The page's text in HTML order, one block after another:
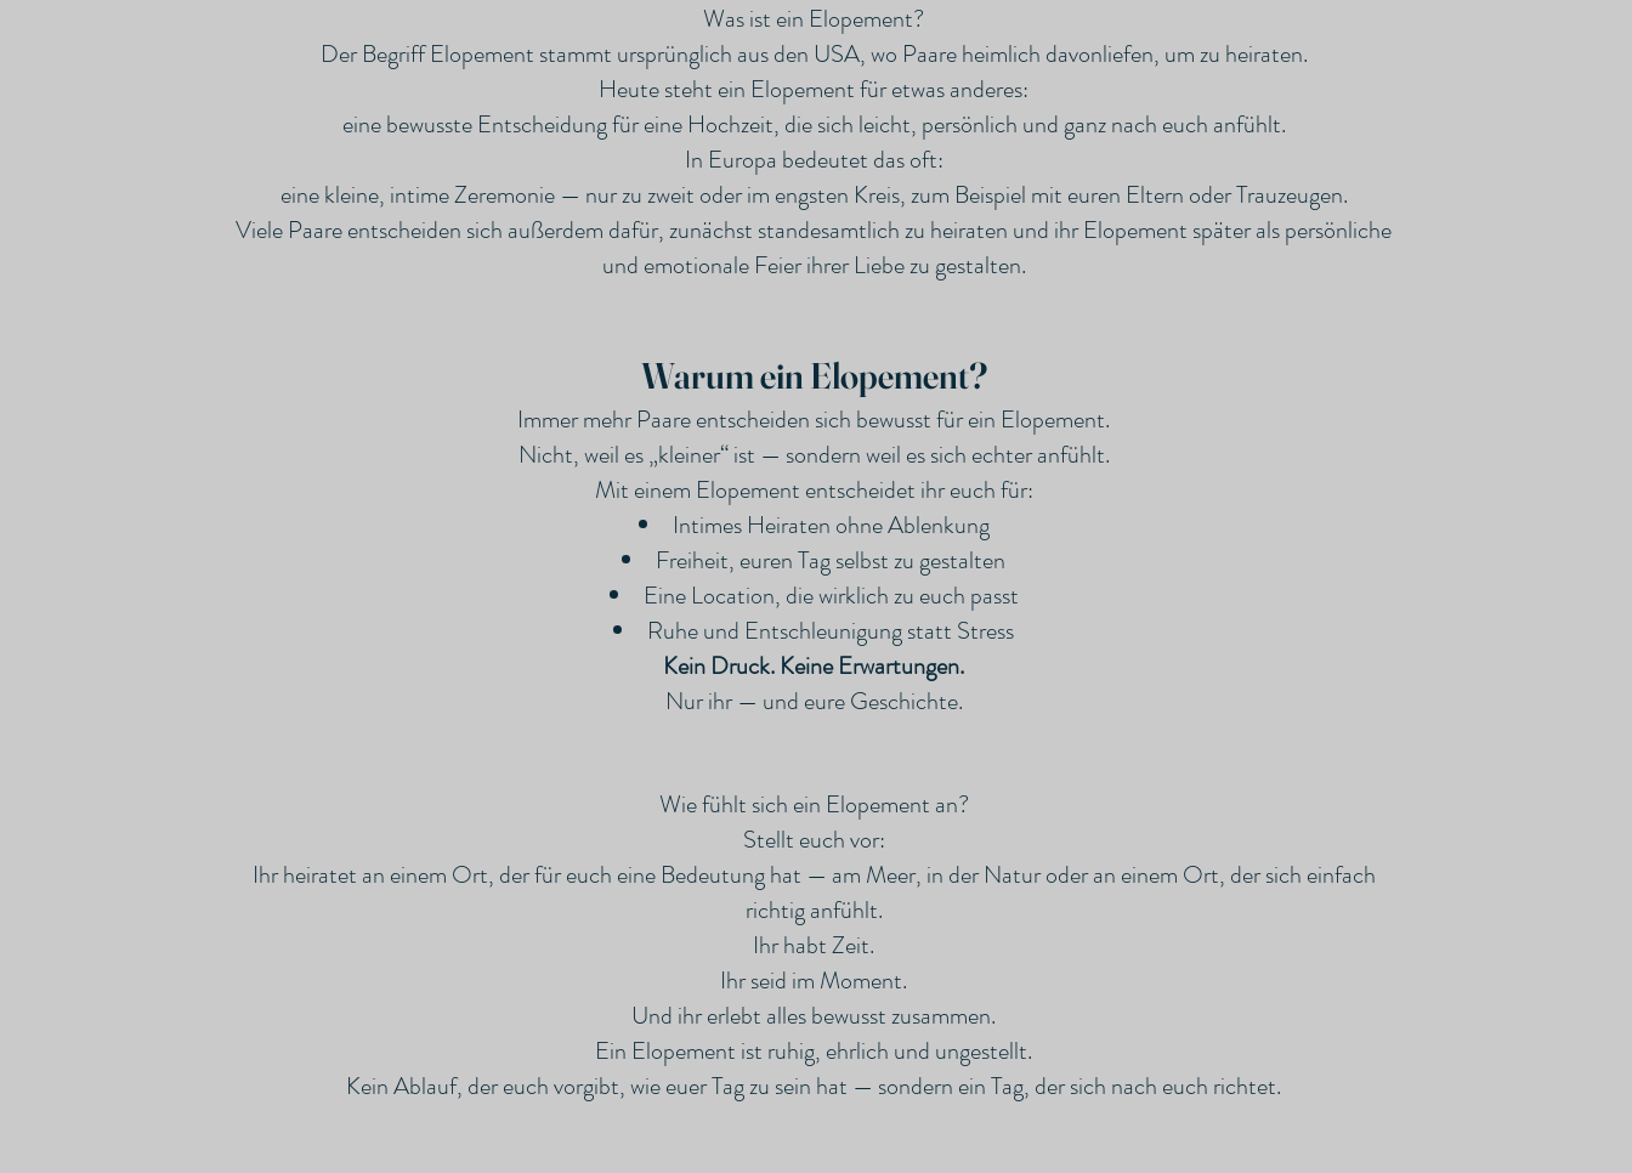
Was ist ein Elopement?
Der Begriff Elopement stammt ursprünglich aus den USA, wo Paare heimlich davonliefen, um zu heiraten.
Heute steht ein Elopement für etwas anderes:
eine bewusste Entscheidung für eine Hochzeit, die sich leicht, persönlich und ganz nach euch anfühlt.
In Europa bedeutet das oft:
eine kleine, intime Zeremonie — nur zu zweit oder im engsten Kreis, zum Beispiel mit euren Eltern oder Trauzeugen.
Viele Paare entscheiden sich außerdem dafür, zunächst standesamtlich zu heiraten und ihr Elopement später als persönliche
und emotionale Feier ihrer Liebe zu gestalten.
Warum ein Elopement?
Immer mehr Paare entscheiden sich bewusst für ein Elopement.
Nicht, weil es „kleiner“ ist — sondern weil es sich echter anfühlt.
Mit einem Elopement entscheidet ihr euch für:
Intimes Heiraten ohne Ablenkung
Freiheit, euren Tag selbst zu gestalten
Eine Location, die wirklich zu euch passt
Ruhe und Entschleunigung statt Stress
Kein Druck. Keine Erwartungen.
Nur ihr — und eure Geschichte.
Wie fühlt sich ein Elopement an?
Stellt euch vor:
Ihr heiratet an einem Ort, der für euch eine Bedeutung hat — am Meer, in der Natur oder an einem Ort, der sich einfach
richtig anfühlt.
Ihr habt Zeit.
Ihr seid im Moment.
Und ihr erlebt alles bewusst zusammen.
Ein Elopement ist ruhig, ehrlich und ungestellt.
Kein Ablauf, der euch vorgibt, wie euer Tag zu sein hat — sondern ein Tag, der sich nach euch richtet.